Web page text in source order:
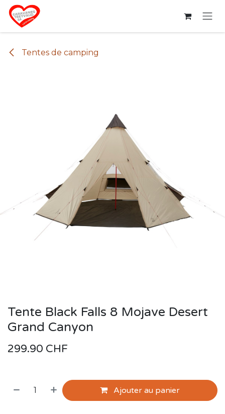
Se rendre au contenu
Tentes de camping
Tente Black Falls 8 Mojave Desert
Grand Canyon
299.90 CHF
Ajouter au panier